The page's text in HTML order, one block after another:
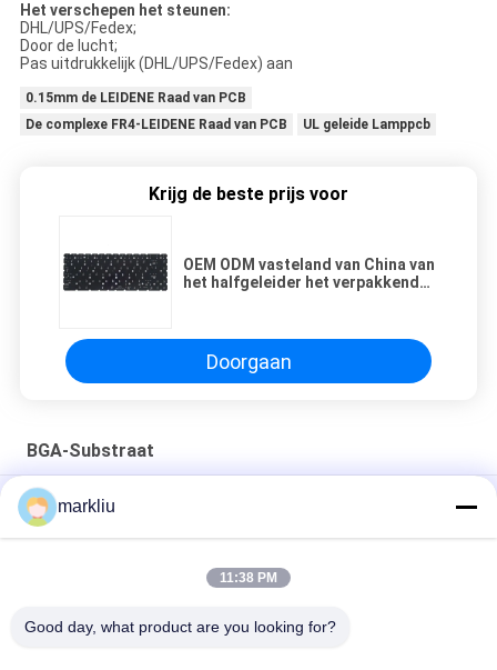
Het verschepen het steunen:
DHL/UPS/Fedex;
Door de lucht;
Pas uitdrukkelijk (DHL/UPS/Fedex) aan
0.15mm de LEIDENE Raad van PCB
De complexe FR4-LEIDENE Raad van PCB
UL geleide Lamppcb
Krijg de beste prijs voor
OEM ODM vasteland van China van
het halfgeleider het verpakkende
Doorgaan
BGA-Substraat
Vervaardiging van ondergrond voor RF/mmgolfmodules
het substraatvervaardiging van het micro-elektronicapakket
0.2mm van het de assemblagesubstraat van de
markliu
11:38 PM
Good day, what product are you looking for?